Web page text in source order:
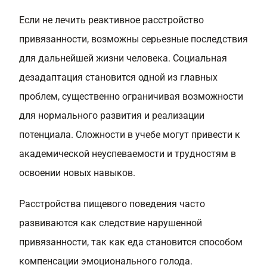
Если не лечить реактивное расстройство
привязанности, возможны серьезные последствия
для дальнейшей жизни человека. Социальная
дезадаптация становится одной из главных
проблем, существенно ограничивая возможности
для нормального развития и реализации
потенциала. Сложности в учебе могут привести к
академической неуспеваемости и трудностям в
освоении новых навыков.
Расстройства пищевого поведения часто
развиваются как следствие нарушенной
привязанности, так как еда становится способом
компенсации эмоционального голода.